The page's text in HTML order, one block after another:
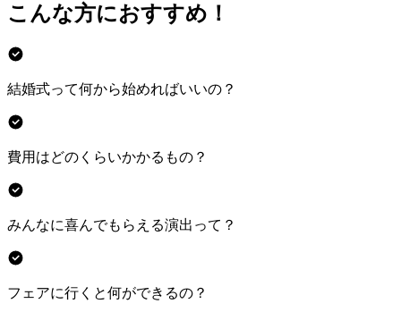
こんな方におすすめ！
結婚式って何から始めればいいの？
費用はどのくらいかかるもの？
みんなに喜んでもらえる演出って？
フェアに行くと何ができるの？